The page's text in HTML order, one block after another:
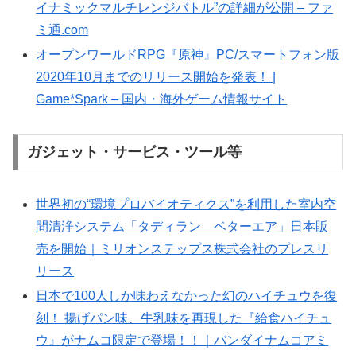
イナミックマルチレンジバトル”の詳細が公開 – ファ
ミ通.com
オープンワールドRPG『原神』PC/スマートフォン版
2020年10月までのリリース開始を発表！ |
Game*Spark – 国内・海外ゲーム情報サイト
ガジェット・サービス・ツール等
世界初の“環境プロバイオティクス”を利用した室内空
間清浄システム「タディラン ベターエア」日本販
売を開始｜ミリオンステップス株式会社のプレスリ
リース
日本で100人しか味わえなかった幻のハイチュウを復
刻！ 揚げパン味、牛乳味を再現した『給食ハイチュ
ウ』がナムコ限定で登場！！｜バンダイナムコアミ